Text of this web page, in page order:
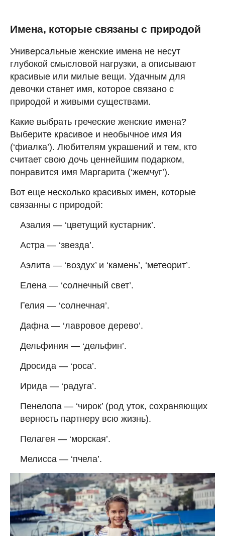
Имена, которые связаны с природой
Универсальные женские имена не несут
глубокой смысловой нагрузки, а описывают
красивые или милые вещи. Удачным для
девочки станет имя, которое связано с
природой и живыми существами.
Какие выбрать греческие женские имена?
Выберите красивое и необычное имя Ия
(‘фиалка’). Любителям украшений и тем, кто
считает свою дочь ценнейшим подарком,
понравится имя Маргарита (‘жемчуг’).
Вот еще несколько красивых имен, которые
связанны с природой:
Азалия — ‘цветущий кустарник’.
Астра — ‘звезда’.
Аэлита — ‘воздух’ и ‘камень’, ‘метеорит’.
Елена — ‘солнечный свет’.
Гелия — ‘солнечная’.
Дафна — ‘лавровое дерево’.
Дельфиния — ‘дельфин’.
Дросида — ‘роса’.
Ирида — ‘радуга’.
Пенелопа — ‘чирок’ (род уток, сохраняющих
верность партнеру всю жизнь).
Пелагея — ‘морская’.
Мелисса — ‘пчела’.